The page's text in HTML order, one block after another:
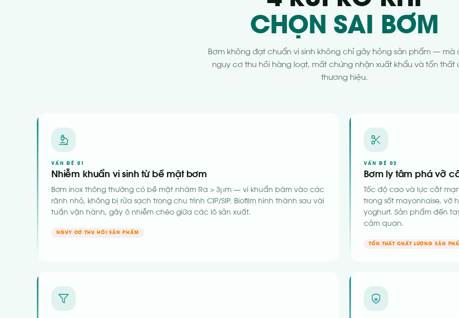
CHỌN SAI BƠM
Bơm không đạt chuẩn vi sinh không chỉ gây hỏng sản phẩm — mà
nguy cơ thu hồi hàng loạt, mất chứng nhận xuất khẩu và tổn thất
thương hiệu.
VẤN ĐỀ 01
Nhiễm khuẩn vi sinh từ bề mặt bơm
Bơm inox thông thường có bề mặt nhám Ra > 3μm — vi khuẩn bám vào các
rãnh nhỏ, không bị rửa sạch trong chu trình CIP/SIP. Biofilm hình thành sau vài
tuần vận hành, gây ô nhiễm chéo giữa các lô sản xuất.
NGUY CƠ THU HỒI SẢN PHẨM
VẤN ĐỀ 02
Bơm ly tâm phá vỡ
Tốc độ cao và lực cắt
trong sốt mayonnaise, vỡ
yoghurt. Sản phẩm đến
cảm quan.
TỔN THẤT CHẤT LƯỢNG SẢN